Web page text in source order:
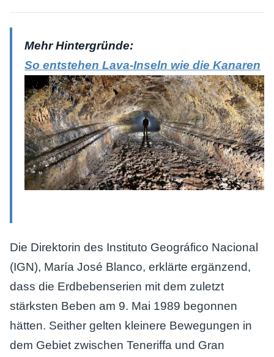
Mehr Hintergründe:
So entstehen Lava-Inseln wie die Kanaren
Die Direktorin des Instituto Geográfico Nacional
(IGN), María José Blanco, erklärte ergänzend,
dass die Erdbebenserien mit dem zuletzt
stärksten Beben am 9. Mai 1989 begonnen
hätten. Seither gelten kleinere Bewegungen in
dem Gebiet zwischen Teneriffa und Gran